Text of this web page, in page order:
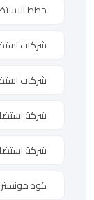
خطط
شركات
شركات
شركة
شركة
كود